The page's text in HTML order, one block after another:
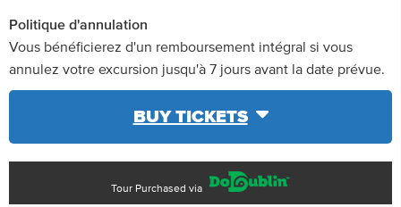
Politique d'annulation
Vous bénéficierez d'un remboursement intégral si vous
annulez votre excursion jusqu'à 7 jours avant la date prévue.
BUY TICKETS
Tour Purchased via